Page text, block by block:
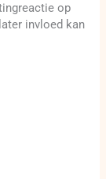
op
invloed kan